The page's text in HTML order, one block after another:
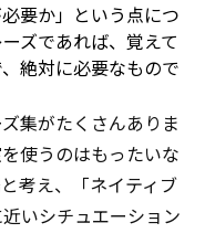
要か」という点につ
ズであれば、覚えて
絶対に必要なもので
集がたくさんありま
使うのはもったいな
考え、「ネイティブ
いシチュエーション